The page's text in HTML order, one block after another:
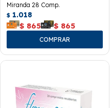
Miranda 28 Comp.
$ 1.018
$ 865 $ 865